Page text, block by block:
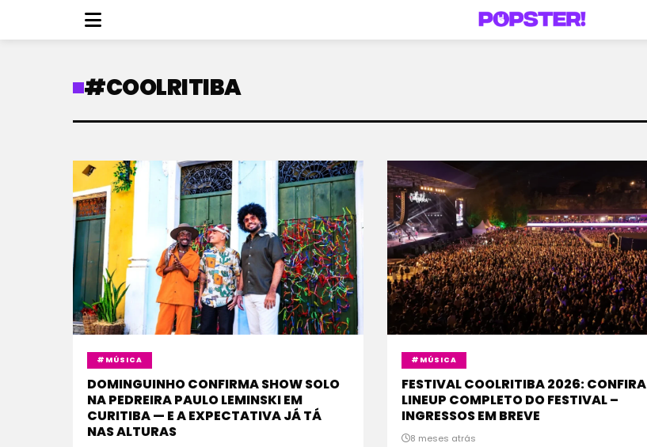
#COOLRITIBA
#MÚSICA
DOMINGUINHO CONFIRMA SHOW SOLO
NA PEDREIRA PAULO LEMINSKI EM
CURITIBA — E A EXPECTATIVA JÁ TÁ
NAS ALTURAS
#MÚSICA
FESTIVAL COOLRITIBA 2026: CONFIRA
LINEUP COMPLETO DO FESTIVAL –
INGRESSOS EM BREVE
8 meses atrás